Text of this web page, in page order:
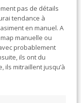
pas de détails
tendance à
en manuel. A
manuelle ou
probablement
ils ont du
ils mitraillent jusqu’à